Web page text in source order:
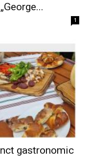
1
gastronomic